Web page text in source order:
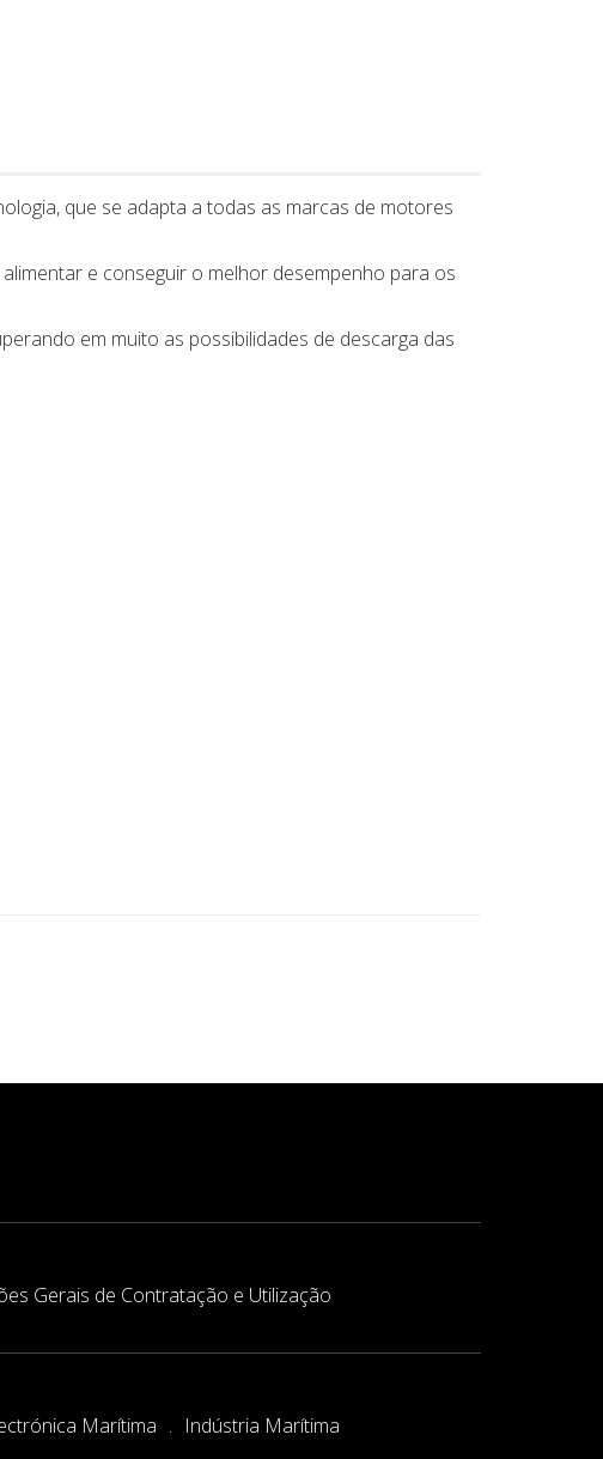
que se adapta a todas as marcas de motores
e conseguir o melhor desempenho para os
em muito as possibilidades de descarga das
Gerais de Contratação e Utilização
Marítima
Indústria Marítima